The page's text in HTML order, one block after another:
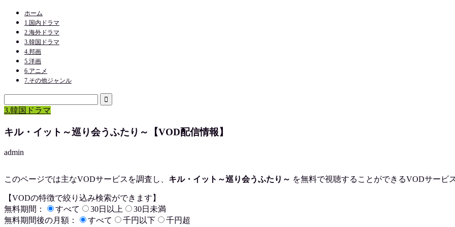
ホーム
1.国内ドラマ
2.海外ドラマ
3.韓国ドラマ
4.邦画
5.洋画
6.アニメ
7.その他ジャンル
3.韓国ドラマ
キル・イット～巡り会うふたり～【VOD配信情報】
admin
このページでは主なVODサービスを調査し、 キル・イット～巡り会うふたり～ を無料で視聴することができるVODサービ
【VODの特徴で絞り込み検索ができます】
無料期間：
すべて 30日以上
30日未満
無料期間後の月額：
すべて 千円以下
千円超